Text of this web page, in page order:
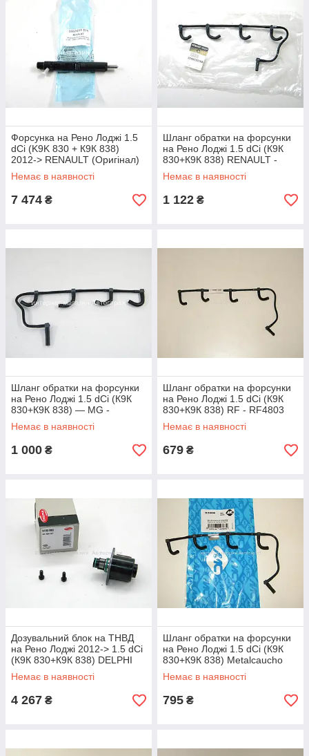
Форсунка на Рено Лоджі 1.5
dCi (K9K 830 + К9К 838)
2012-> RENAULT (Оригінал)
166001137R
Немає в наявності
7 474 ₴
Шланг обратки на форсунки
на Рено Лоджі 1.5 dCi (К9К
830+К9К 838) RENAULT -
8200520596
Немає в наявності
1 122 ₴
Шланг обратки на форсунки
на Рено Лоджі 1.5 dCi (К9К
830+К9К 838) — MG -
MG6790
Немає в наявності
1 000 ₴
Шланг обратки на форсунки
на Рено Лоджі 1.5 dCi (К9К
830+К9К 838) RF - RF4803
Немає в наявності
679 ₴
Дозувальний блок на ТНВД
на Рено Лоджі 2012-> 1.5 dCi
(К9К 830+К9К 838) DELPHI
9109903
Немає в наявності
4 267 ₴
Шланг обратки на форсунки
на Рено Лоджі 1.5 dCi (К9К
830+К9К 838) Metalcaucho
(Іспанія) MC92000
Немає в наявності
795 ₴